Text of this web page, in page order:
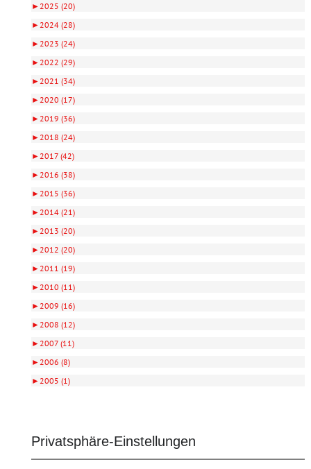
►2025 (20)
►2024 (28)
►2023 (24)
►2022 (29)
►2021 (34)
►2020 (17)
►2019 (36)
►2018 (24)
►2017 (42)
►2016 (38)
►2015 (36)
►2014 (21)
►2013 (20)
►2012 (20)
►2011 (19)
►2010 (11)
►2009 (16)
►2008 (12)
►2007 (11)
►2006 (8)
►2005 (1)
Privatsphäre-Einstellungen